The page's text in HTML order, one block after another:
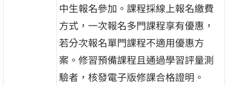
中生報名參加。課程採線上報名繳費
方式，一次報名多門課程享有優惠，
若分次報名單門課程不適用優惠方
案。修習預備課程且通過學習評量測
驗者，核發電子版修課合格證明。